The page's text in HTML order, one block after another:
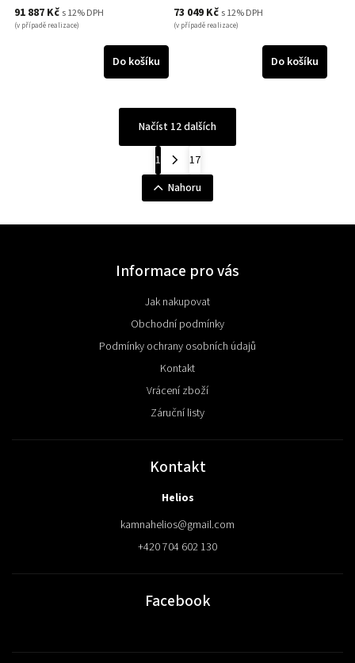
91 887 Kč s 12% DPH
(v případě realizace)
Do košíku
73 049 Kč s 12% DPH
(v případě realizace)
Do košíku
Načíst 12 dalších
1
17
Nahoru
Informace pro vás
Jak nakupovat
Obchodní podmínky
Podmínky ochrany osobních údajů
Kontakt
Vrácení zboží
Záruční listy
Kontakt
Helios
kamnahelios@gmail.com
+420 704 602 130
Facebook